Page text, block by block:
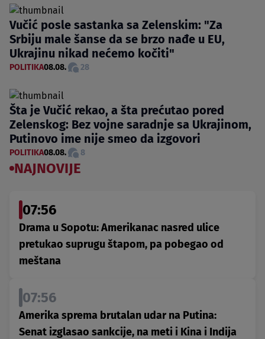
Vučić posle sastanka sa Zelenskim: "Za
Srbiju male šanse da se brzo nađe u EU,
Ukrajinu nikad nećemo kočiti"
POLITIKA08.08. 28
Šta je Vučić rekao, a šta prećutao pored
Zelenskog: Bez vojne saradnje sa Ukrajinom,
Putinovo ime nije smeo da izgovori
POLITIKA08.08. 8
NAJNOVIJE
07:56
Drama u Sopotu: Amerikanac nasred ulice
pretukao suprugu štapom, pa pobegao od
meštana
07:56
Amerika sprema brutalan udar na Putina:
Senat izglasao sankcije, na meti i Kina i Indija